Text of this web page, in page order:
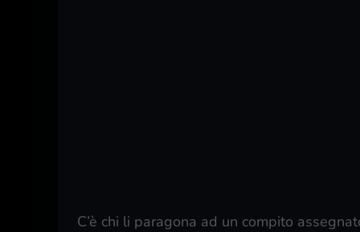
C’è chi li paragona ad un compito